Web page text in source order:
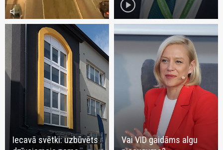
volume_mute play_circle
Iecavā svētki: uzbūvēts
Vai VID gaidāms algu